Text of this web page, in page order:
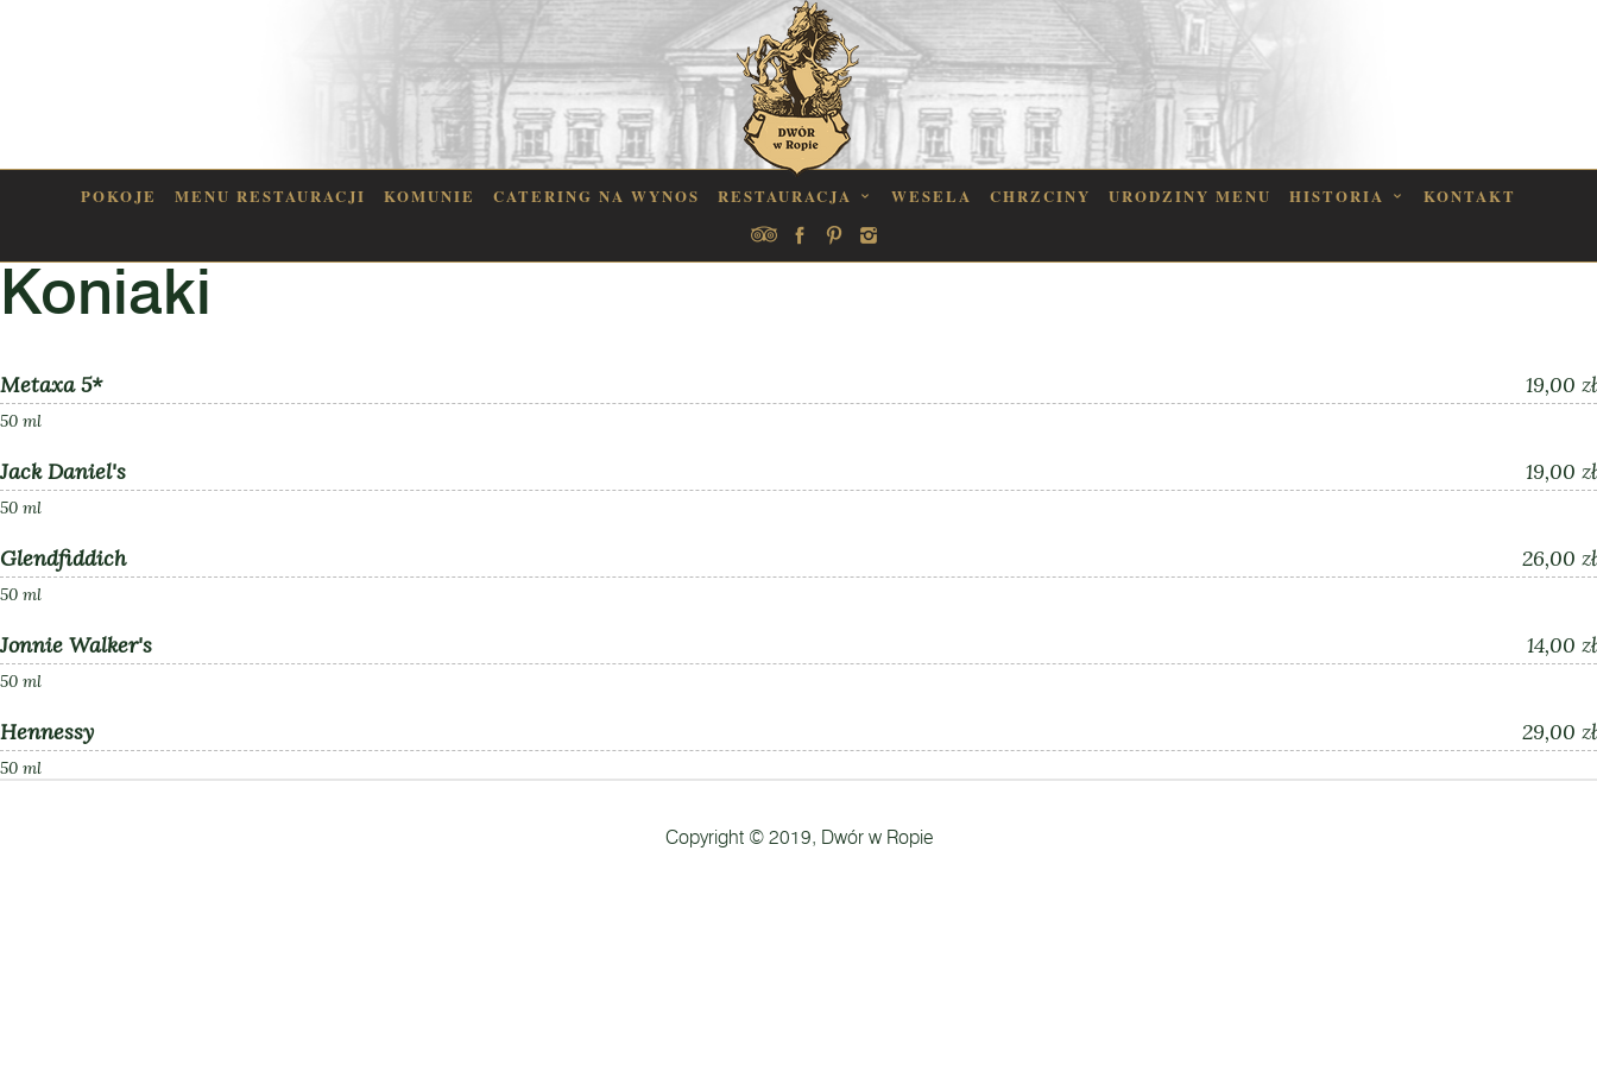
POKOJE MENU RESTAURACJI KOMUNIE CATERING NA WYNOS RESTAURACJA WESELA CHRZCINY URODZINY MENU HISTORIA KONTAKT
Koniaki
Metaxa 5* 19,00 zł
50 ml
Jack Daniel's 19,00 zł
50 ml
Glendfiddich 26,00 zł
50 ml
Jonnie Walker's 14,00 zł
50 ml
Hennessy 29,00 zł
50 ml
Copyright © 2019, Dwór w Ropie